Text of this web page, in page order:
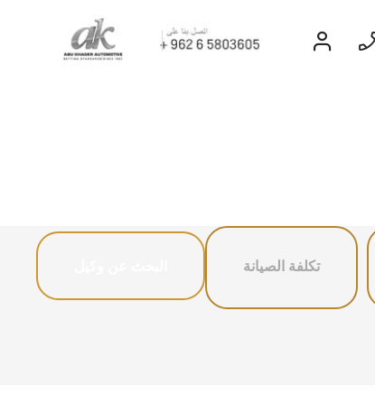
EXPERIENCE
CHEVROLET TITLE
تكلفة الصيانة